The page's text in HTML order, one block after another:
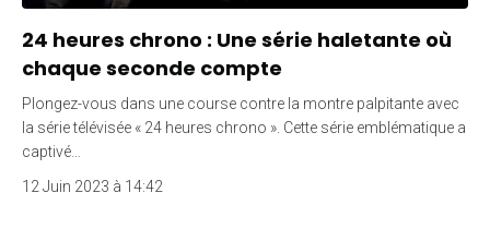
24 heures chrono : Une série haletante où
chaque seconde compte
Plongez-vous dans une course contre la montre palpitante avec
la série télévisée « 24 heures chrono ». Cette série emblématique a
captivé…
12 Juin 2023 à 14:42